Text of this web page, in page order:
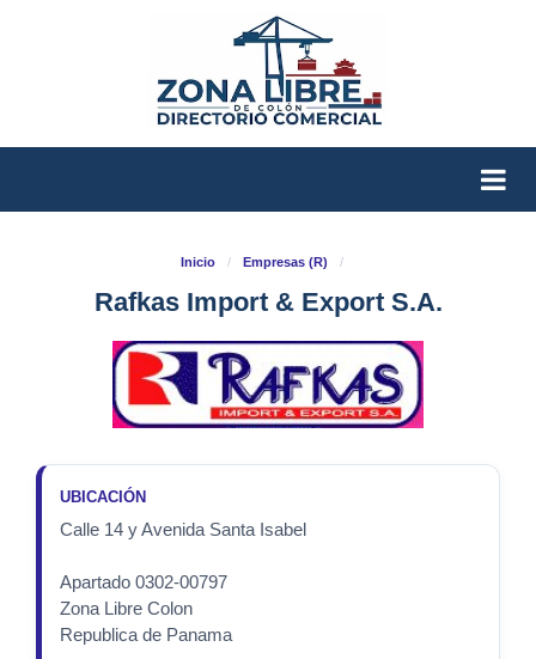
Inicio / Empresas (R) /
Rafkas Import & Export S.A.
UBICACIÓN
Calle 14 y Avenida Santa Isabel
Apartado 0302-00797
Zona Libre Colon
Republica de Panama